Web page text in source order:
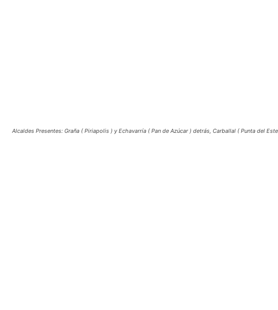
Alcaldes Presentes: Graña ( Piriapolis ) y Echavarría ( Pan de Azúcar ) detrás, Carballal ( Punta del